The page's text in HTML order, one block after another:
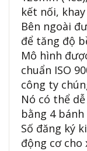
kết nối,
Bên ngoài
để tăng độ
Mô hình
chuẩn ISO
công ty
Nó có thể
bằng 4 bánh
Số đăng ký
động cơ cho